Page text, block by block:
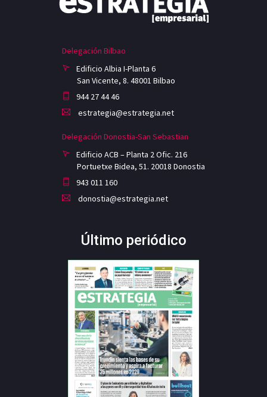
Delegación Bilbao
Edificio Albia I-Planta 6
San Vicente, 8. 48001 Bilbao
944 27 44 46
estrategia@estrategia.net
Delegación Donostia-San Sebastian
Edificio ACB – Planta 2 Ofic. 216
Portuetxe Bidea, 51. 20018 Donostia
943 011 160
donostia@estrategia.net
Último periódico